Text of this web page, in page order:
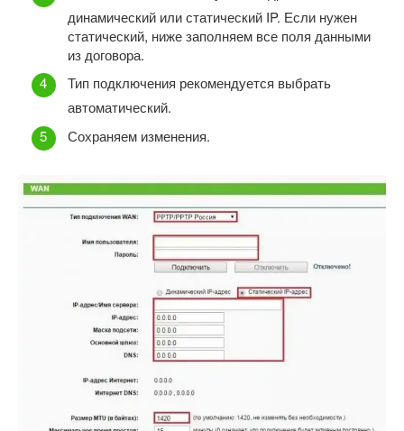
динамический или статический IP. Если нужен
статический, ниже заполняем все поля данными
из договора.
Тип подключения рекомендуется выбрать
автоматический.
Сохраняем изменения.